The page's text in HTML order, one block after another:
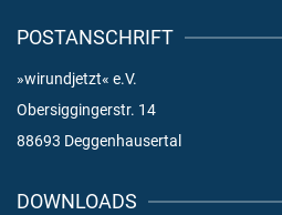
POSTANSCHRIFT
»wirundjetzt« e.V.
Obersiggingerstr. 14
88693 Deggenhausertal
DOWNLOADS